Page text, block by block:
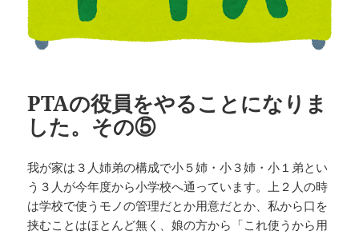
PTAの役員をやることになりま
した。その⑤
我が家は３人姉弟の構成で小５姉・小３姉・小１弟とい
う３人が今年度から小学校へ通っています。上２人の時
は学校で使うモノの管理だとか用意だとか、私から口を
挟むことはほとんど無く、娘の方から「これ使うから用